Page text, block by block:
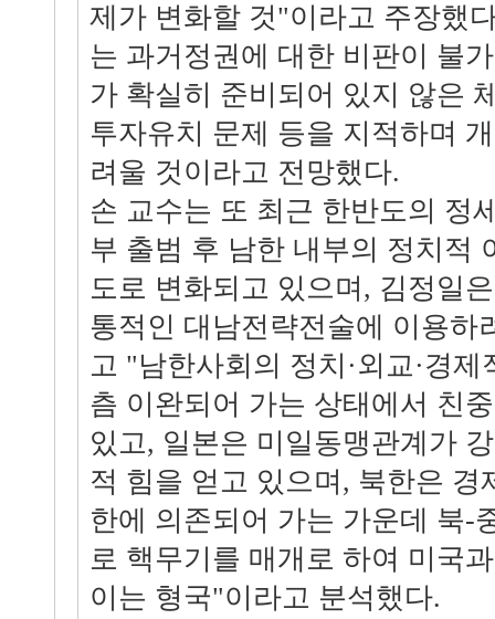
제가 변화할 것"이라고 주장했
는 과거정권에 대한 비판이 불
가 확실히 준비되어 있지 않은
투자유치 문제 등을 지적하며
려울 것이라고 전망했다.
손 교수는 또 최근 한반도의 정
부 출범 후 남한 내부의 정치적
도로 변화되고 있으며, 김정일
통적인 대남전략전술에 이용하
고 "남한사회의 정치·외교·경
츰 이완되어 가는 상태에서 친
있고, 일본은 미일동맹관계가
적 힘을 얻고 있으며, 북한은 경
한에 의존되어 가는 가운데 북-
로 핵무기를 매개로 하여 미국
이는 형국"이라고 분석했다.